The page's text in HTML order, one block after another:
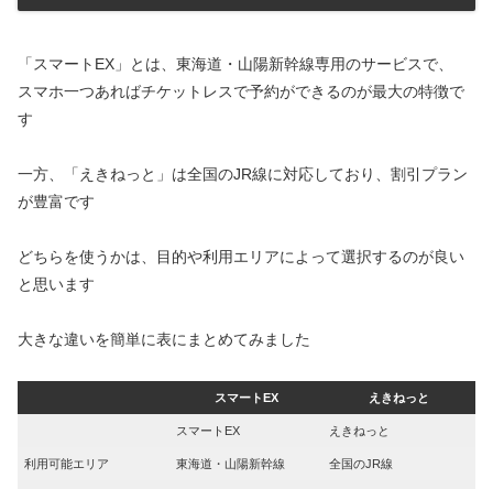
「スマートEX」とは、東海道・山陽新幹線専用のサービスで、
スマホ一つあればチケットレスで予約ができるのが最大の特徴で
す
一方、「えきねっと」は全国のJR線に対応しており、割引プラン
が豊富です
どちらを使うかは、目的や利用エリアによって選択するのが良い
と思います
大きな違いを簡単に表にまとめてみました
スマートEX えきねっと
スマートEX えきねっと
利用可能エリア 東海道・山陽新幹線 全国のJR線